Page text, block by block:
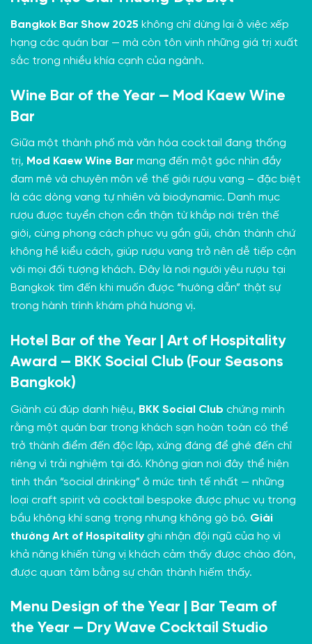
Bangkok Bar Show 2025 không chỉ dừng lại ở việc xếp
hạng các quán bar — mà còn tôn vinh những giá trị xuất
sắc trong nhiều khía cạnh của ngành.
Wine Bar of the Year — Mod Kaew Wine
Bar
Giữa một thành phố mà văn hóa cocktail đang thống
trị, Mod Kaew Wine Bar mang đến một góc nhìn đầy
đam mê và chuyên môn về thế giới rượu vang – đặc biệt
là các dòng vang tự nhiên và biodynamic. Danh mục
rượu được tuyển chọn cẩn thận từ khắp nơi trên thế
giới, cùng phong cách phục vụ gần gũi, chân thành chứ
không hề kiểu cách, giúp rượu vang trở nên dễ tiếp cận
với mọi đối tượng khách. Đây là nơi người yêu rượu tại
Bangkok tìm đến khi muốn được “hướng dẫn” thật sự
trong hành trình khám phá hương vị.
Hotel Bar of the Year | Art of Hospitality
Award — BKK Social Club (Four Seasons
Bangkok)
Giành cú đúp danh hiệu, BKK Social Club chứng minh
rằng một quán bar trong khách sạn hoàn toàn có thể
trở thành điểm đến độc lập, xứng đáng để ghé đến chỉ
riêng vì trải nghiệm tại đó. Không gian nơi đây thể hiện
tinh thần “social drinking” ở mức tinh tế nhất — những
loại craft spirit và cocktail bespoke được phục vụ trong
bầu không khí sang trọng nhưng không gò bó. Giải
thưởng Art of Hospitality ghi nhận đội ngũ của họ vì
khả năng khiến từng vị khách cảm thấy được chào đón,
được quan tâm bằng sự chân thành hiếm thấy.
Menu Design of the Year | Bar Team of
the Year — Dry Wave Cocktail Studio